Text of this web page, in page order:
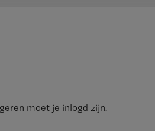
moet je inlogd zijn.